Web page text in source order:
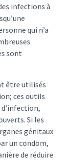
infections à
qui n’a
sont
être utilisés
ces outils
Si les
génitaux
un condom,
de réduire